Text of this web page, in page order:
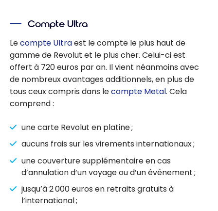
Compte Ultra
Lecompte Ultraest le compte le plus haut de
gamme de Revolut et le plus cher. Celui-ci est
offert à 720 euros par an. Il vient néanmoins avec
de nombreux avantages additionnels, en plus de
tous ceux compris dans lecompte Metal. Cela
comprend :
une carte Revolut en platine ;
aucuns frais sur les virements internationaux ;
une couverture supplémentaire en cas
d’annulation d’un voyage ou d’un événement ;
jusqu’à 2 000 euros en retraits gratuits à
l’international ;